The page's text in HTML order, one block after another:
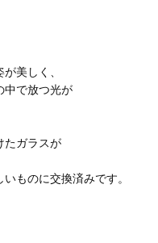
美しく、
中で放つ光が
たガラスが
ものに交換済みです。